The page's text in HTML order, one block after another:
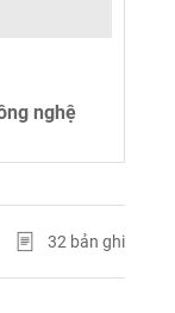
nghệ
32 bản ghi